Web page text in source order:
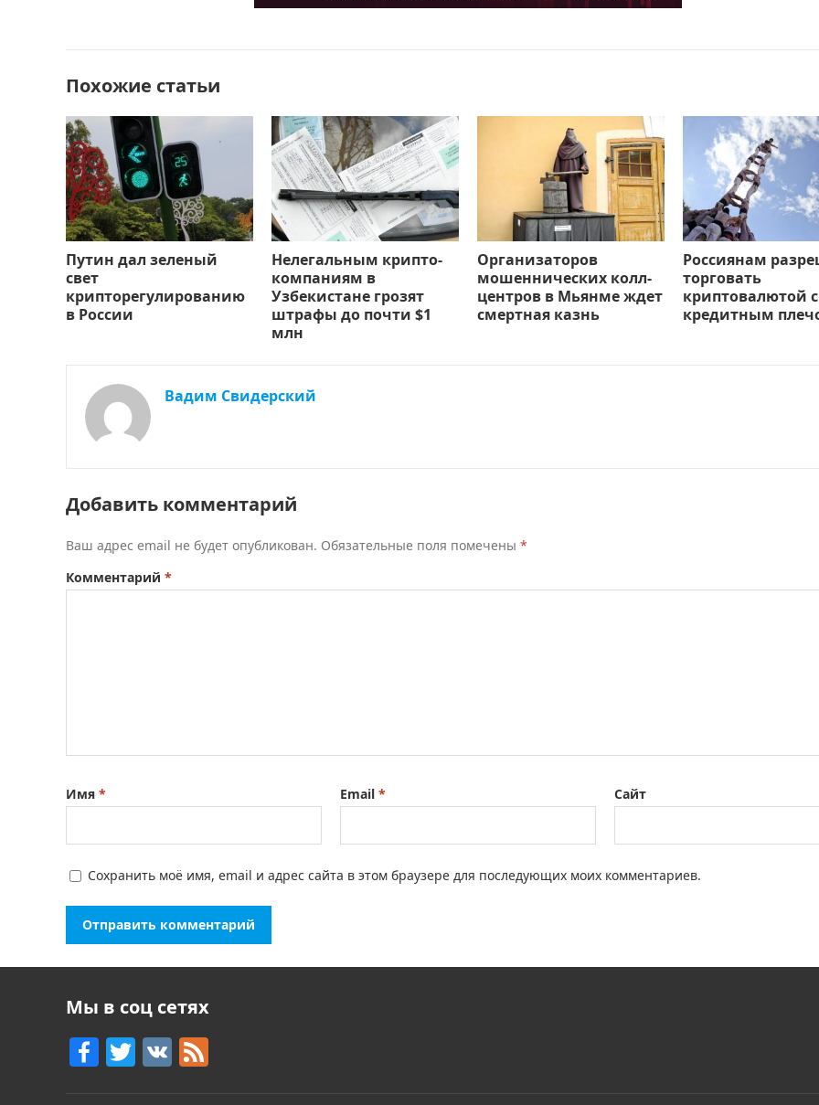
k т
ь
Похожие статьи
Путин дал зеленый
свет
крипторегулированию
в России
Нелегальным крипто-
компаниям в
Узбекистане грозят
штрафы до почти $1
млн
Организаторов
мошеннических колл-
центров в Мьянме ждет
смертная казнь
Россиянам
торговать
криптовалютой с
кредитным
Вадим Свидерский
Добавить комментарий
Ваш адрес email не будет опубликован. Обязательные поля помечены *
Комментарий *
Имя * Email * Сайт
Сохранить моё имя, email и адрес сайта в этом браузере для последующих моих комментариев.
Мы в соц сетях
F T V